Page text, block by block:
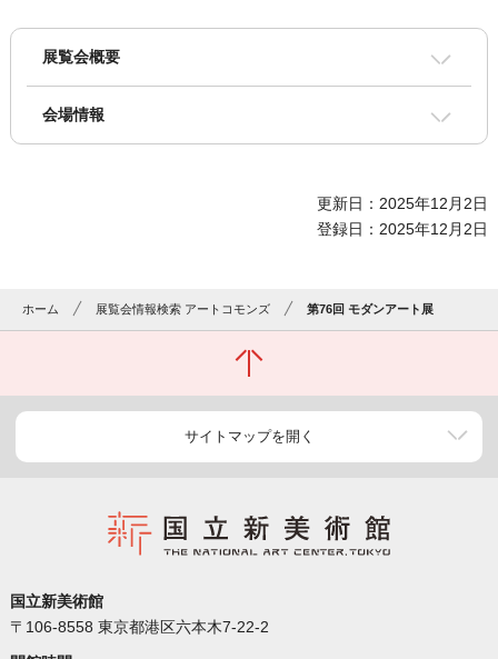
展覧会概要
会場情報
更新日：2025年12月2日
登録日：2025年12月2日
ホーム 展覧会情報検索 アートコモンズ 第76回 モダンアート展
サイトマップを開く
国立新美術館
〒106-8558 東京都港区六本木7-22-2